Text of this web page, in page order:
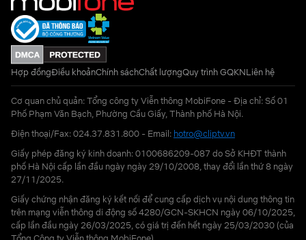
Hợp đồngĐiều khoảnChính sáchChất lượngQuy trình GQKNLiên hệ
Cơ quan chủ quản: Tổng công ty Viễn thông MobiFone - Địa chỉ: Số 01
Phố Phạm Văn Bạch, Phường Cầu Giấy, Thành phố Hà Nội.
Điện thoại/Fax: 024.37.831.800 - Email: hotro@cliptv.vn
Giấy phép đăng ký kinh doanh: 0100686209-087 do Sở KHĐT thành
phố Hà Nội cấp lần đầu ngày ngày 29/10/2008, thay đổi lần thứ 8 ngày
27/11/2025.
Giấy chứng nhận đăng ký kết nối để cung cấp dịch vụ nội dung thông tin
trên mạng viễn thông di động số 4280/GCN-SKHCN ngày 06/10/2025,
cấp lần đầu ngày 26/03/2025, có giá trị đến hết ngày 25/03/2030 (của